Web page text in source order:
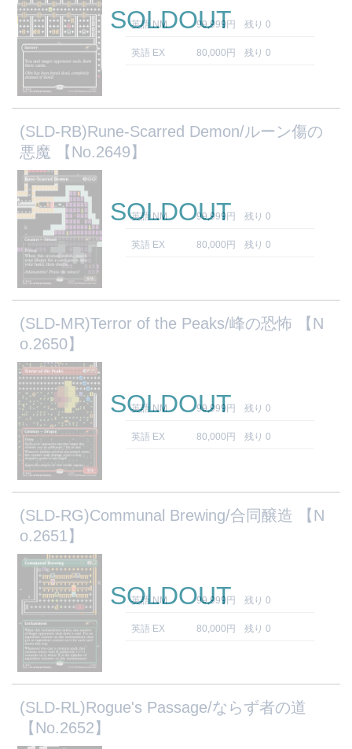
英語 NM 99,999円 残り 0
英語 EX 80,000円 残り 0
SOLDOUT
(SLD-RB)Rune-Scarred Demon/ルーン傷の
悪魔 【No.2649】
英語 NM 99,999円 残り 0
英語 EX 80,000円 残り 0
SOLDOUT
(SLD-MR)Terror of the Peaks/峰の恐怖 【N
o.2650】
英語 NM 99,999円 残り 0
英語 EX 80,000円 残り 0
SOLDOUT
(SLD-RG)Communal Brewing/合同醸造 【N
o.2651】
英語 NM 99,999円 残り 0
英語 EX 80,000円 残り 0
SOLDOUT
(SLD-RL)Rogue's Passage/ならず者の道
【No.2652】